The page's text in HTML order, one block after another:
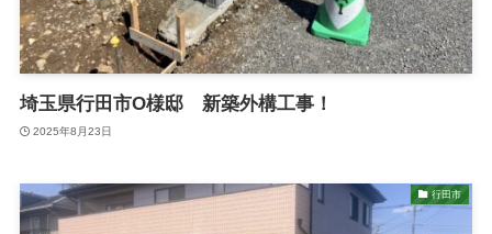
埼玉県行田市O様邸 新築外構工事！
2025年8月23日
行田市